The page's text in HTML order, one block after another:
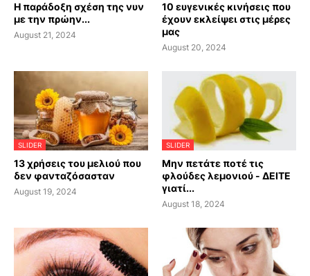
Η παράδοξη σχέση της νυν
με την πρώην...
August 21, 2024
10 ευγενικές κινήσεις που
έχουν εκλείψει στις μέρες
μας
August 20, 2024
SLIDER
13 χρήσεις του μελιού που
δεν φανταζόσασταν
August 19, 2024
SLIDER
Μην πετάτε ποτέ τις
φλούδες λεμονιού - ΔΕΙΤΕ
γιατί...
August 18, 2024